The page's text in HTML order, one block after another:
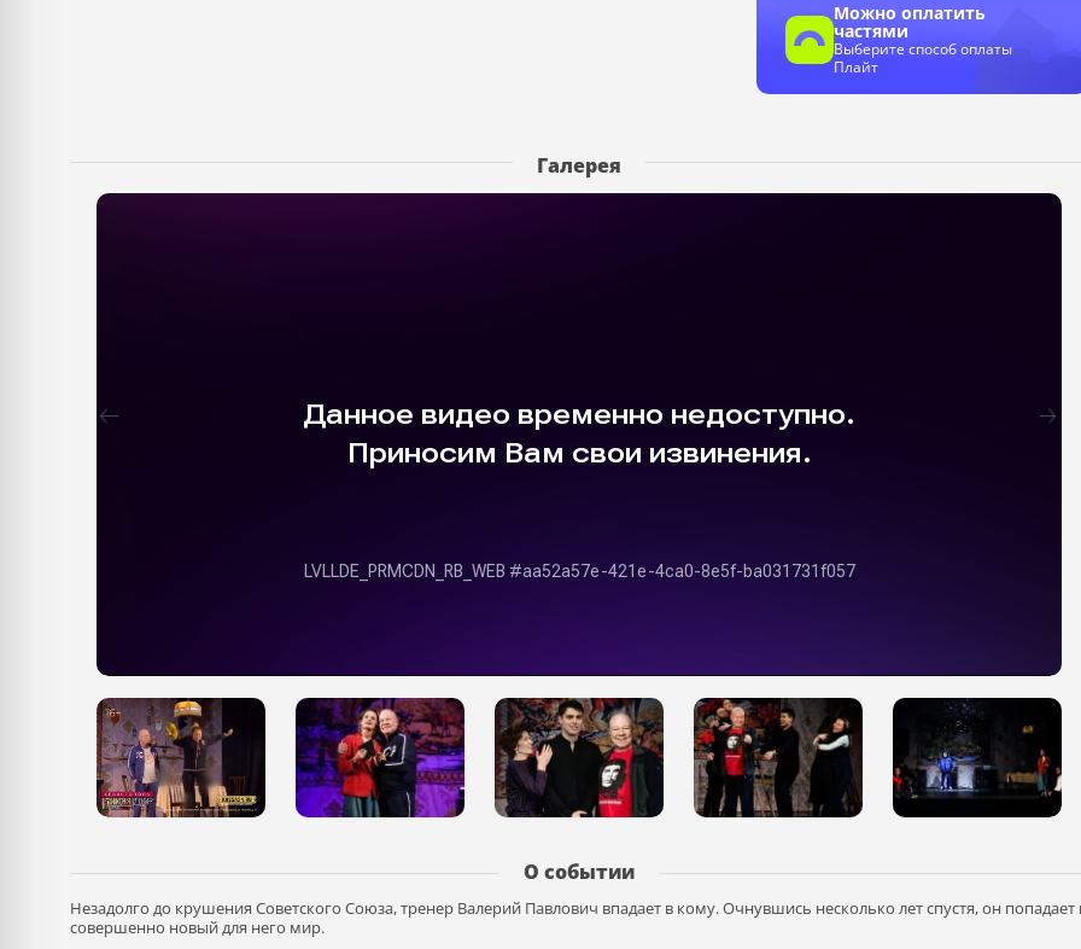
Можно оплатить
частями
Выберите способ оплаты
Плайт
Галерея
О событии
Незадолго до крушения Советского Союза, тренер Валерий Павлович впадает в кому. Очнувшись несколько лет спустя, он попадает
совершенно новый для него мир.